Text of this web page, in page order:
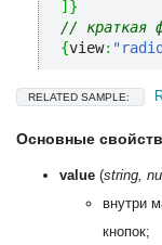
] }
// краткая
{view:
RELATED SAMPLE:
Основные
value (string,
внутри
кнопок;